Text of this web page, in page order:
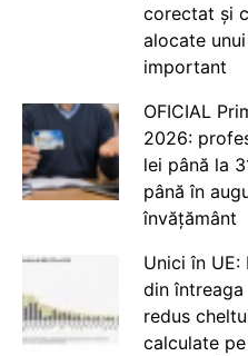
corectat și
alocate
important
OFICIAL
2026:
lei până la
până în
învățământ
Unici în UE:
din întreaga
redus
calculate